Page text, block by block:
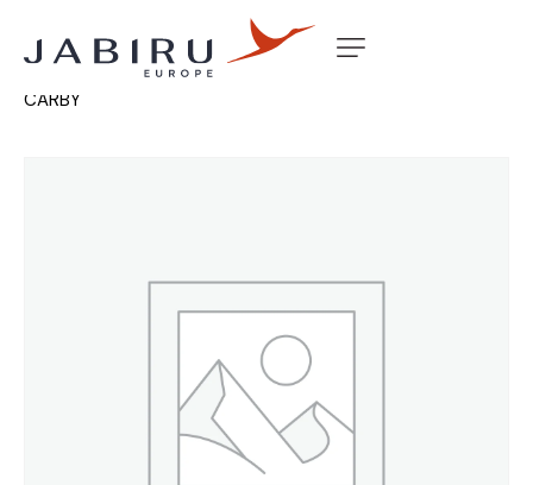
Accueil Non classé
CARBY